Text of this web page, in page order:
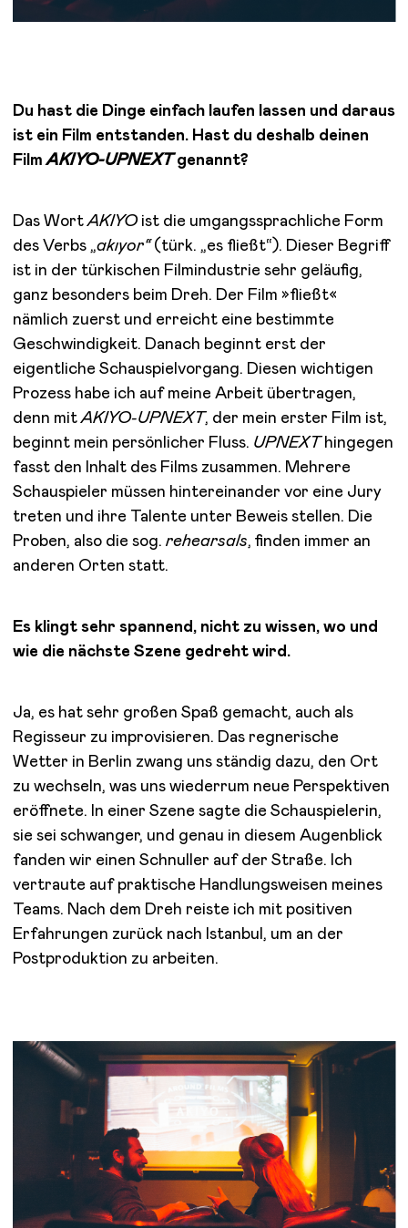
Du hast die Dinge einfach laufen lassen und daraus
ist ein Film entstanden. Hast du deshalb deinen
FilmAKIYO-UPNEXTgenannt?
Das WortAKIYOist die umgangssprachliche Form
des Verbs „akıyor“(türk. „es fließt“). Dieser Begriff
ist in der türkischen Filmindustrie sehr geläufig,
ganz besonders beim Dreh. Der Film »fließt«
nämlich zuerst und erreicht eine bestimmte
Geschwindigkeit. Danach beginnt erst der
eigentliche Schauspielvorgang. Diesen wichtigen
Prozess habe ich auf meine Arbeit übertragen,
denn mitAKIYO-UPNEXT, der mein erster Film ist,
beginnt mein persönlicher Fluss. UPNEXThingegen
fasst den Inhalt des Films zusammen. Mehrere
Schauspieler müssen hintereinander vor eine Jury
treten und ihre Talente unter Beweis stellen. Die
Proben, also die sog. rehearsals, finden immer an
anderen Orten statt.
Es klingt sehr spannend, nicht zu wissen, wo und
wie die nächste Szene gedreht wird.
Ja, es hat sehr großen Spaß gemacht, auch als
Regisseur zu improvisieren. Das regnerische
Wetter in Berlin zwang uns ständig dazu, den Ort
zu wechseln, was uns wiederrum neue Perspektiven
eröffnete. In einer Szene sagte die Schauspielerin,
sie sei schwanger, und genau in diesem Augenblick
fanden wir einen Schnuller auf der Straße. Ich
vertraute auf praktische Handlungsweisen meines
Teams. Nach dem Dreh reiste ich mit positiven
Erfahrungen zurück nach Istanbul, um an der
Postproduktion zu arbeiten.